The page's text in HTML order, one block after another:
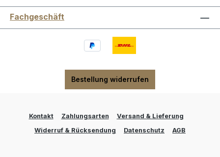
Fachgeschäft
Bestellung widerrufen
Kontakt Zahlungsarten
Versand & Lieferung
Widerruf & Rücksendung
Datenschutz AGB